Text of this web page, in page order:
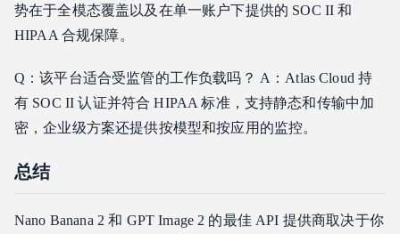
势在于全模态覆盖以及在单一账户下提供的 SOC II 和
HIPAA 合规保障。
Q：该平台适合受监管的工作负载吗？ A：Atlas Cloud 持
有 SOC II 认证并符合 HIPAA 标准，支持静态和传输中加
密，企业级方案还提供按模型和按应用的监控。
总结
Nano Banana 2 和 GPT Image 2 的最佳 API 提供商取决于你